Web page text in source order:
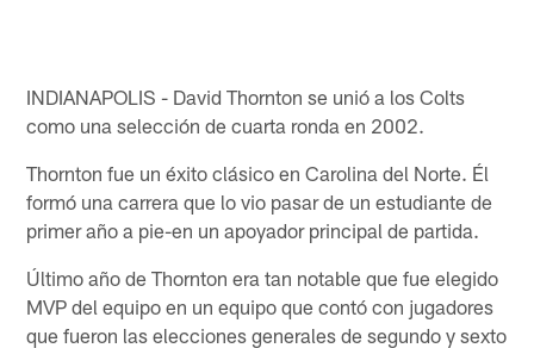
INDIANAPOLIS - David Thornton se unió a los Colts
como una selección de cuarta ronda en 2002.
Thornton fue un éxito clásico en Carolina del Norte. Él
formó una carrera que lo vio pasar de un estudiante de
primer año a pie-en un apoyador principal de partida.
Último año de Thornton era tan notable que fue elegido
MVP del equipo en un equipo que contó con jugadores
que fueron las elecciones generales de segundo y sexto